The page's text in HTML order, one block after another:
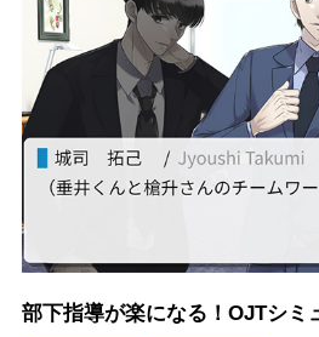
部下指導が楽になる！OJTシミ